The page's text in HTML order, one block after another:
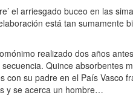
el arriesgado buceo en las
está tan sumamente
realizado dos años
Quince absorbentes
su padre en el País Vasco
y se acerca un hombre…